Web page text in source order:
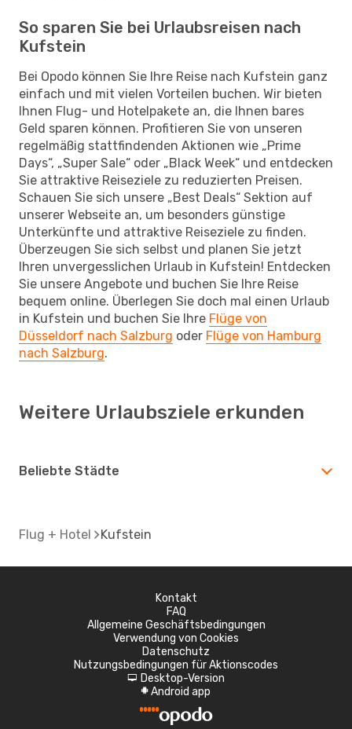
So sparen Sie bei Urlaubsreisen nach
Kufstein
Bei Opodo können Sie Ihre Reise nach Kufstein ganz
einfach und mit vielen Vorteilen buchen. Wir bieten
Ihnen Flug- und Hotelpakete an, die Ihnen bares
Geld sparen können. Profitieren Sie von unseren
regelmäßig stattfindenden Aktionen wie „Prime
Days“, „Super Sale“ oder „Black Week“ und entdecken
Sie attraktive Reiseziele zu reduzierten Preisen.
Schauen Sie sich unsere „Best Deals“ Sektion auf
unserer Webseite an, um besonders günstige
Unterkünfte und attraktive Reiseziele zu finden.
Überzeugen Sie sich selbst und planen Sie jetzt
Ihren unvergesslichen Urlaub in Kufstein! Entdecken
Sie unsere Angebote und buchen Sie Ihre Reise
bequem online. Überlegen Sie doch mal einen Urlaub
in Kufstein und buchen Sie Ihre Flüge von
Düsseldorf nach Salzburg oder Flüge von Hamburg
nach Salzburg.
Weitere Urlaubsziele erkunden
Beliebte Städte
Flug + Hotel Kufstein
Kontakt
FAQ
Allgemeine Geschäftsbedingungen
Verwendung von Cookies
Datenschutz
Nutzungsbedingungen für Aktionscodes
d Desktop-Version
A Android app